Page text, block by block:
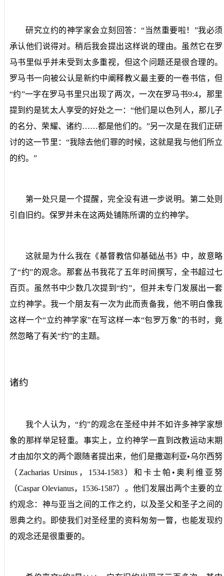
研究立约的神学家会立刻回答：“当然重要啦！”我必须
承认他们说得对。稍后我会提出这样说的理由。虽然它在罗
马书里似乎并未受到太多重视，但这个问题还是很合理的。
罗马书一向被公认是新约中阐释教义最主要的一卷书信，但
“约”一字在罗马书里只出现了两次，一次在罗马书9:4，那里
提到约是犹太人享受的好处之一：“他们是以色列人，那儿子
的名分、荣耀、诸约……都是他们的。”另一次是在我们正研
讨的这一节里：“我除去他们罪的时候，这就是我与他们所立
的约。”
第一处只是一个提醒，完全没有进一步说明。第二处则
引自旧约。保罗并未在这两处铺陈所谓的立约神学。
这就是为什么我在《基督教信仰基础丛书》中，故意略
了“约”的观念。那套丛书我花了五年时间撰写，全书超过七
百页。虽然书中少数几次提到“约”，但并未专门发展出一套
立约神学。我一个朋友有一次为此而责备我，他不明白像我
这样一个“立约神学家”在写这样一本“包罗万象”的书时，竟
然忽略了有关“约”的主题。
诸约
我个人认为，“约”的观念在圣经中并不如许多神学家想
象的那样举足轻重。事实上，立约神学一直到改教运动末期
才由加尔文的两个跟随者提出来，他们是撒迦利亚•乌尔西努
（ Zacharias Ursinus ， 1534-1583 ）和卡士帕•奥利维亚努
（Caspar Olevianus， 1536-1587）。他们发展出两个主要的立
约观念：神与亚当之间的工作之约，以及圣父和圣子之间的
恩典之约。即使我们对圣经里的资料匆匆一瞥，也能发现约
的观念还是很重要的。